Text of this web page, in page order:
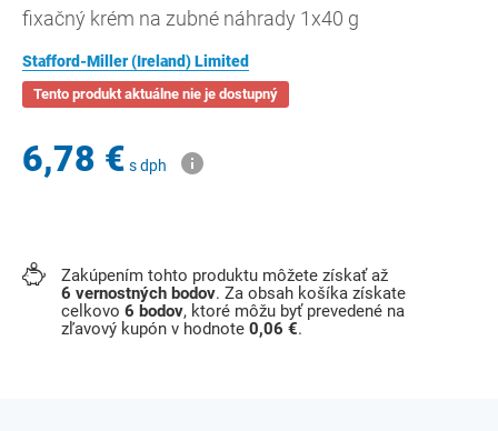
fixačný krém na zubné náhrady 1x40 g
Stafford-Miller (Ireland) Limited
Tento produkt aktuálne nie je dostupný
6,78 € s dph
Zakúpením tohto produktu môžete získať až
6 vernostných bodov. Za obsah košíka získate
celkovo 6 bodov, ktoré môžu byť prevedené na
zľavový kupón v hodnote 0,06 €.